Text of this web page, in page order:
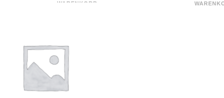
WARENKORB